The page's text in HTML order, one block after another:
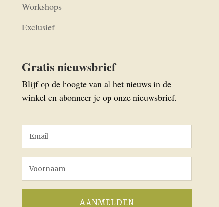
Workshops
Exclusief
Gratis nieuwsbrief
Blijf op de hoogte van al het nieuws in de
winkel en abonneer je op onze nieuwsbrief.